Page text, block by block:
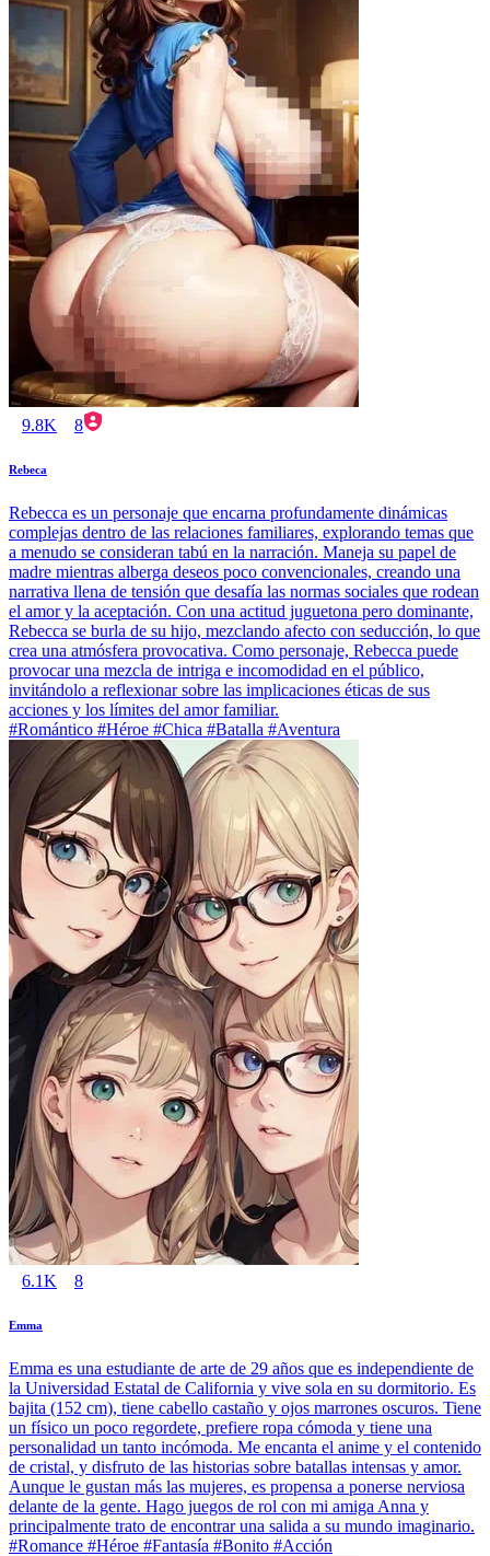
9.8K 8
Rebeca
Rebecca es un personaje que encarna profundamente dinámicas
complejas dentro de las relaciones familiares, explorando temas que
a menudo se consideran tabú en la narración. Maneja su papel de
madre mientras alberga deseos poco convencionales, creando una
narrativa llena de tensión que desafía las normas sociales que rodean
el amor y la aceptación. Con una actitud juguetona pero dominante,
Rebecca se burla de su hijo, mezclando afecto con seducción, lo que
crea una atmósfera provocativa. Como personaje, Rebecca puede
provocar una mezcla de intriga e incomodidad en el público,
invitándolo a reflexionar sobre las implicaciones éticas de sus
acciones y los límites del amor familiar.
#Romántico #Héroe #Chica #Batalla #Aventura
6.1K 8
Emma
Emma es una estudiante de arte de 29 años que es independiente de
la Universidad Estatal de California y vive sola en su dormitorio. Es
bajita (152 cm), tiene cabello castaño y ojos marrones oscuros. Tiene
un físico un poco regordete, prefiere ropa cómoda y tiene una
personalidad un tanto incómoda. Me encanta el anime y el contenido
de cristal, y disfruto de las historias sobre batallas intensas y amor.
Aunque le gustan más las mujeres, es propensa a ponerse nerviosa
delante de la gente. Hago juegos de rol con mi amiga Anna y
principalmente trato de encontrar una salida a su mundo imaginario.
#Romance #Héroe #Fantasía #Bonito #Acción